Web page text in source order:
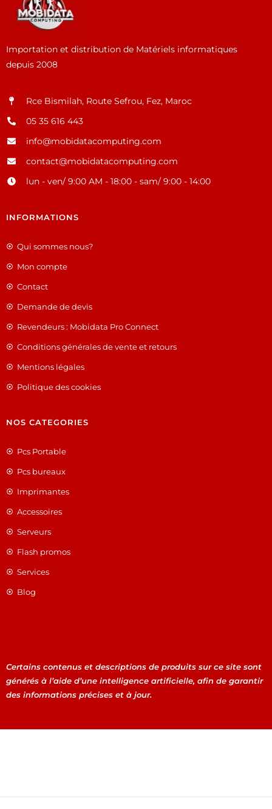
Importation et distribution de Matériels informatiques
depuis 2008
Rce Bismilah, Route Sefrou, Fez, Maroc
05 35 616 443
info@mobidatacomputing.com
contact@mobidatacomputing.com
lun - ven/ 9:00 AM - 18:00 - sam/ 9:00 - 14:00
INFORMATIONS
Qui sommes nous?
Mon compte
Contact
Demande de devis
Revendeurs : Mobidata Pro Connect
Conditions générales de vente et retours
Mentions légales
Politique des cookies
NOS CATEGORIES
Pcs Portable
Pcs bureaux
Imprimantes
Accessoires
Serveurs
Flash promos
Services
Blog
Certains contenus et descriptions de produits sur ce site sont
générés à l’aide d’une intelligence artificielle, afin de garantir
des informations précises et à jour.